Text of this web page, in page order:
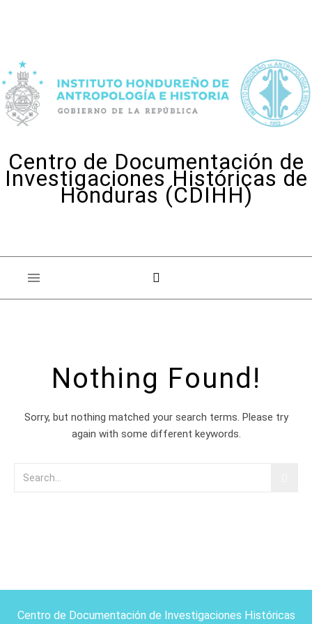
Centro de Documentación de
Investigaciones Históricas de
Honduras (CDIHH)
Nothing Found!
Sorry, but nothing matched your search terms. Please try
again with some different keywords.
Centro de Documentación de Investigaciones Históricas